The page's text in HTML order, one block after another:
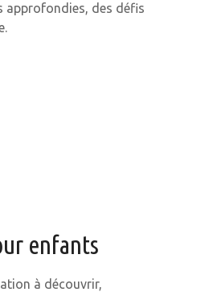
approfondies, des défis
enfants
à découvrir,